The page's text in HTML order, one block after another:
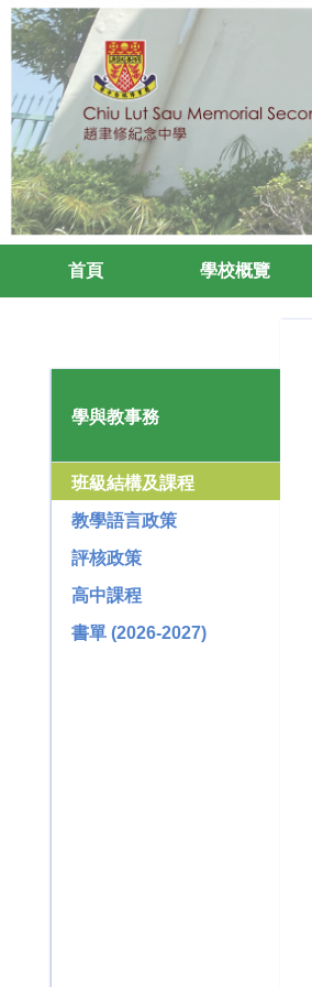
首頁 學校概覽
學與教事務
班級結構及課程
教學語言政策
評核政策
高中課程
書單 (2026-2027)